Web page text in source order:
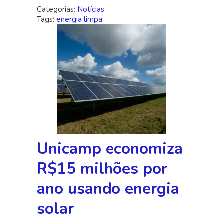
Categorias: Notícias.
Tags: energia limpa.
Unicamp economiza
R$15 milhões por
ano usando energia
solar